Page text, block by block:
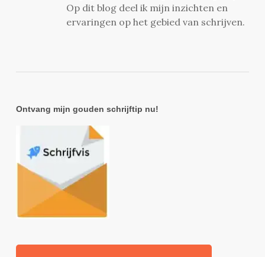
Op dit blog deel ik mijn inzichten en
ervaringen op het gebied van schrijven.
Ontvang mijn gouden schrijftip nu!